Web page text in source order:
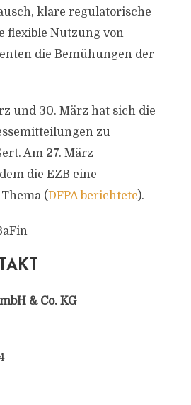
klare regulatorische
flexible Nutzung von
die Bemühungen der
und 30. März hat sich die
zu
Am 27. März
die EZB eine
(DFPA berichtete).
& Co. KG